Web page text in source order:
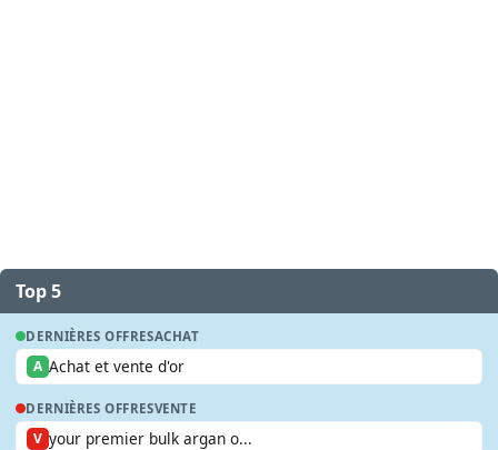
Top 5
DERNIÈRES OFFRESACHAT
A Achat et vente d'or
DERNIÈRES OFFRESVENTE
V your premier bulk argan o...